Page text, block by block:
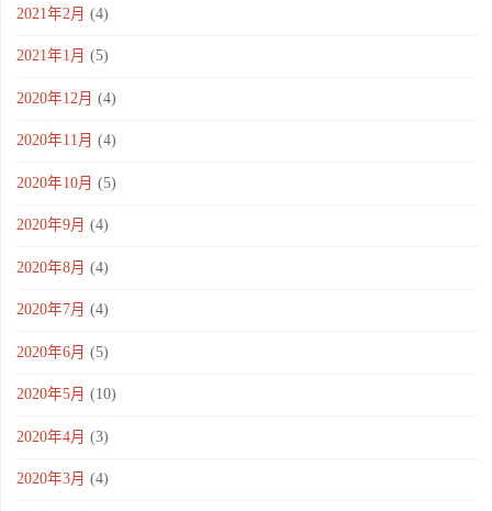
2021年2月 (4)
2021年1月 (5)
2020年12月 (4)
2020年11月 (4)
2020年10月 (5)
2020年9月 (4)
2020年8月 (4)
2020年7月 (4)
2020年6月 (5)
2020年5月 (10)
2020年4月 (3)
2020年3月 (4)